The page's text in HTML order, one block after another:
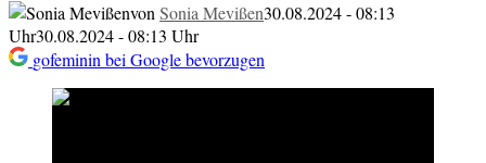
von Sonia Mevißen30.08.2024 - 08:13
Uhr30.08.2024 - 08:13 Uhr
gofeminin bei Google bevorzugen